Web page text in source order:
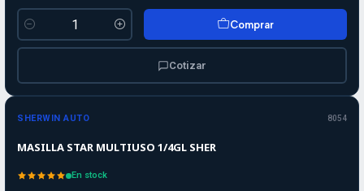
Cantidad
Comprar
Cotizar
SHERWIN AUTO 8054
MASILLA STAR MULTIUSO 1/4GL SHER
En stock